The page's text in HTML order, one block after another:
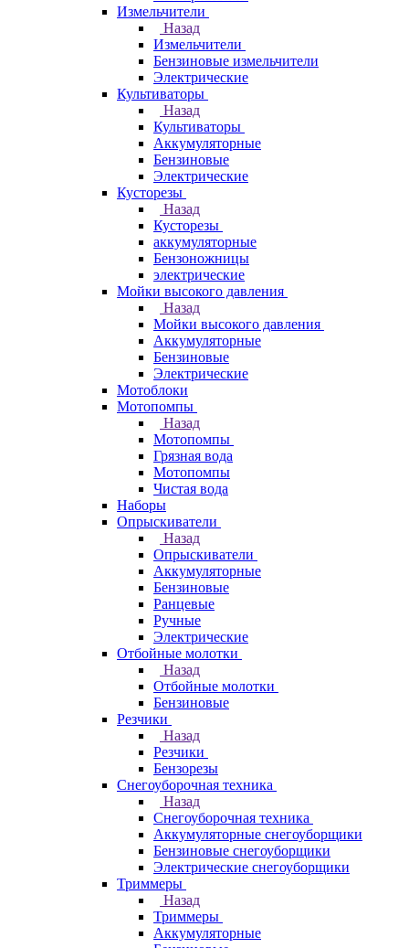
Измельчители
Назад
Измельчители
Бензиновые измельчители
Электрические
Культиваторы
Назад
Культиваторы
Аккумуляторные
Бензиновые
Электрические
Кусторезы
Назад
Кусторезы
аккумуляторные
Бензоножницы
электрические
Мойки высокого давления
Назад
Мойки высокого давления
Аккумуляторные
Бензиновые
Электрические
Мотоблоки
Мотопомпы
Назад
Мотопомпы
Грязная вода
Мотопомпы
Чистая вода
Наборы
Опрыскиватели
Назад
Опрыскиватели
Аккумуляторные
Бензиновые
Ранцевые
Ручные
Электрические
Отбойные молотки
Назад
Отбойные молотки
Бензиновые
Резчики
Назад
Резчики
Бензорезы
Снегоуборочная техника
Назад
Снегоуборочная техника
Аккумуляторные снегоуборщики
Бензиновые снегоуборщики
Электрические снегоуборщики
Триммеры
Назад
Триммеры
Аккумуляторные